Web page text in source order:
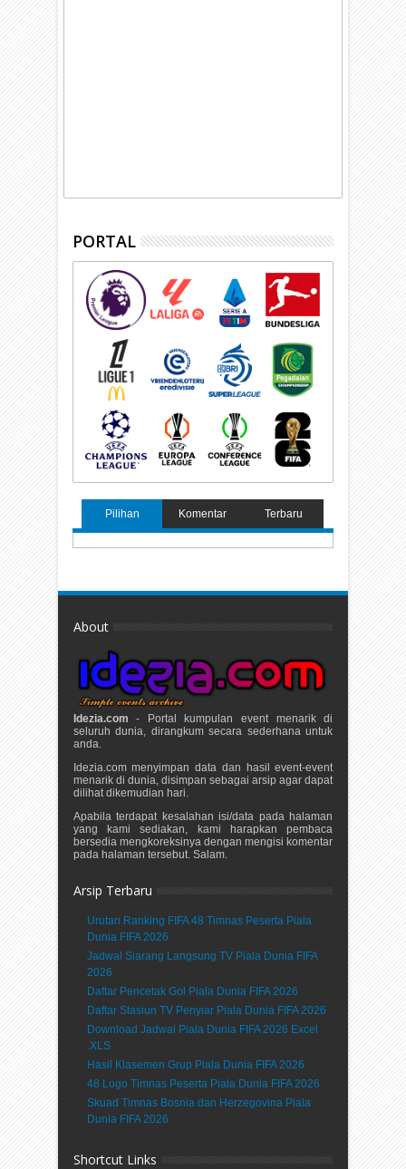
PORTAL
Pilihan Komentar Terbaru
About
Idezia.com - Portal kumpulan event menarik di
seluruh dunia, dirangkum secara sederhana untuk
anda.
Idezia.com menyimpan data dan hasil event-event
menarik di dunia, disimpan sebagai arsip agar dapat
dilihat dikemudian hari.
Apabila terdapat kesalahan isi/data pada halaman
yang kami sediakan, kami harapkan pembaca
bersedia mengkoreksinya dengan mengisi komentar
pada halaman tersebut. Salam.
Arsip Terbaru
Urutan Ranking FIFA 48 Timnas Peserta Piala
Dunia FIFA 2026
Jadwal Siarang Langsung TV Piala Dunia FIFA
2026
Daftar Pencetak Gol Piala Dunia FIFA 2026
Daftar Stasiun TV Penyiar Piala Dunia FIFA 2026
Download Jadwal Piala Dunia FIFA 2026 Excel
.XLS
Hasil Klasemen Grup Piala Dunia FIFA 2026
48 Logo Timnas Peserta Piala Dunia FIFA 2026
Skuad Timnas Bosnia dan Herzegovina Piala
Dunia FIFA 2026
Shortcut Links